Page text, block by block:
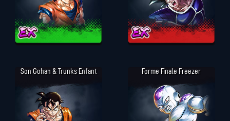
Son Gohan & Trunks Enfant Forme Finale Freezer